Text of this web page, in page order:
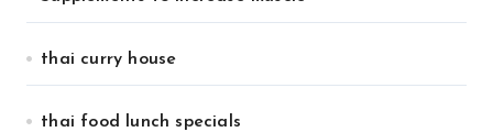
thai curry house
thai food lunch specials